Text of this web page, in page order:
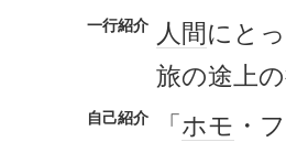
一行紹介 人間にと
旅の途上
自己紹介 「 ホモ ・